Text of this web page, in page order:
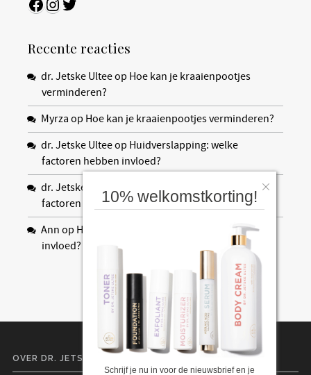
Recente reacties
dr. Jetske Ulteeop Hoe kan je kraaienpootjes
verminderen?
Myrza op Hoe kan je kraaienpootjes verminderen?
dr. Jetske Ulteeop Huidverslapping: welke
factoren hebben invloed?
dr. Jetske Ultee
Huidverslapping: welke
factoren hebben invloed?
Ann op Huidverslapping: welke factoren hebben
invloed?
OVER DR. JETSKE ULTEE
10% welkomstkorting!
Schrijf je nu in voor de nieuwsbrief en je